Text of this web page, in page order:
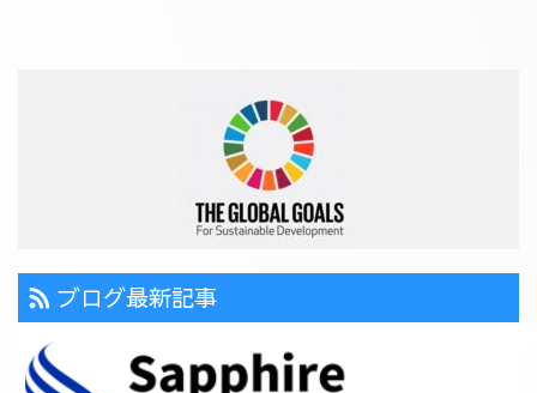
ブログ最新記事